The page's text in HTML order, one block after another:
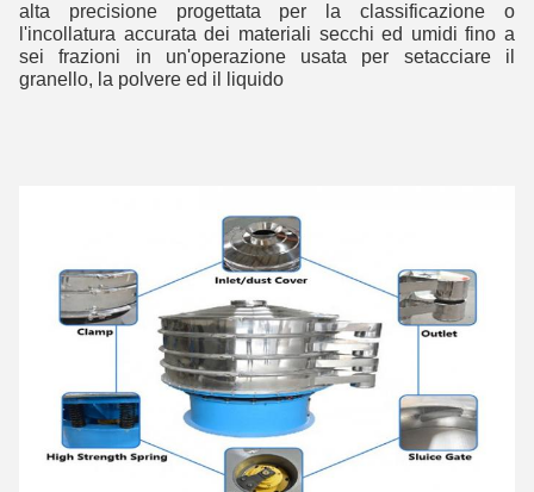
alta precisione progettata per la classificazione o
l'incollatura accurata dei materiali secchi ed umidi fino a
sei frazioni in un'operazione usata per setacciare il
granello, la polvere ed il liquido